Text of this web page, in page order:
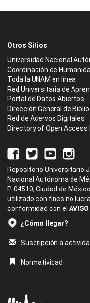
Otros Sitios
Universidad Nacional
Coordinación de
Toda la UNAM en línea
Red Universitaria de
Portal de Datos Abiertos
Dirección General de
Red de Acervos Digitales
Directory of Open Access
Repositorio Universitario
Nacional Autónoma de
P. 04510, Ciudad de
utilizado con fines no
conformidad con el AVISO
¿Cómo llegar?
Suscripción a
Normatividad